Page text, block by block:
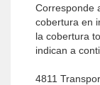
Corresponde
cobertura en
la cobertura
indican a
4811